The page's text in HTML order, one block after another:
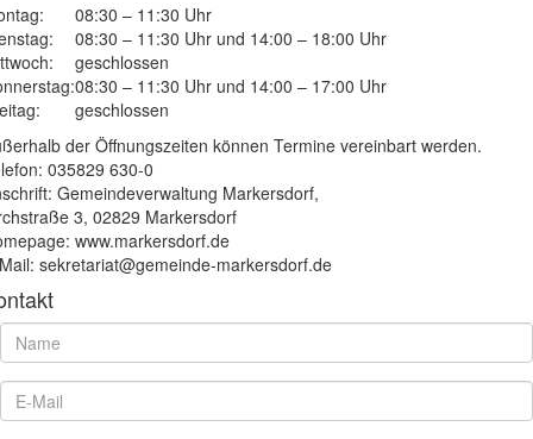
08:30 – 11:30 Uhr
08:30 – 11:30 Uhr und 14:00 – 18:00 Uhr
geschlossen
08:30 – 11:30 Uhr und 14:00 – 17:00 Uhr
geschlossen
der Öffnungszeiten können Termine vereinbart werden.
035829 630-0
Gemeindeverwaltung Markersdorf,
3, 02829 Markersdorf
www.markersdorf.de
sekretariat@gemeinde-markersdorf.de